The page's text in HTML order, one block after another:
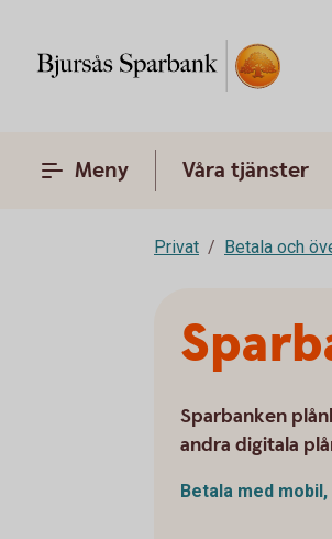
Meny Våra tjänster
Privat Betala och
Sparbanken
andra digitala
Betala med